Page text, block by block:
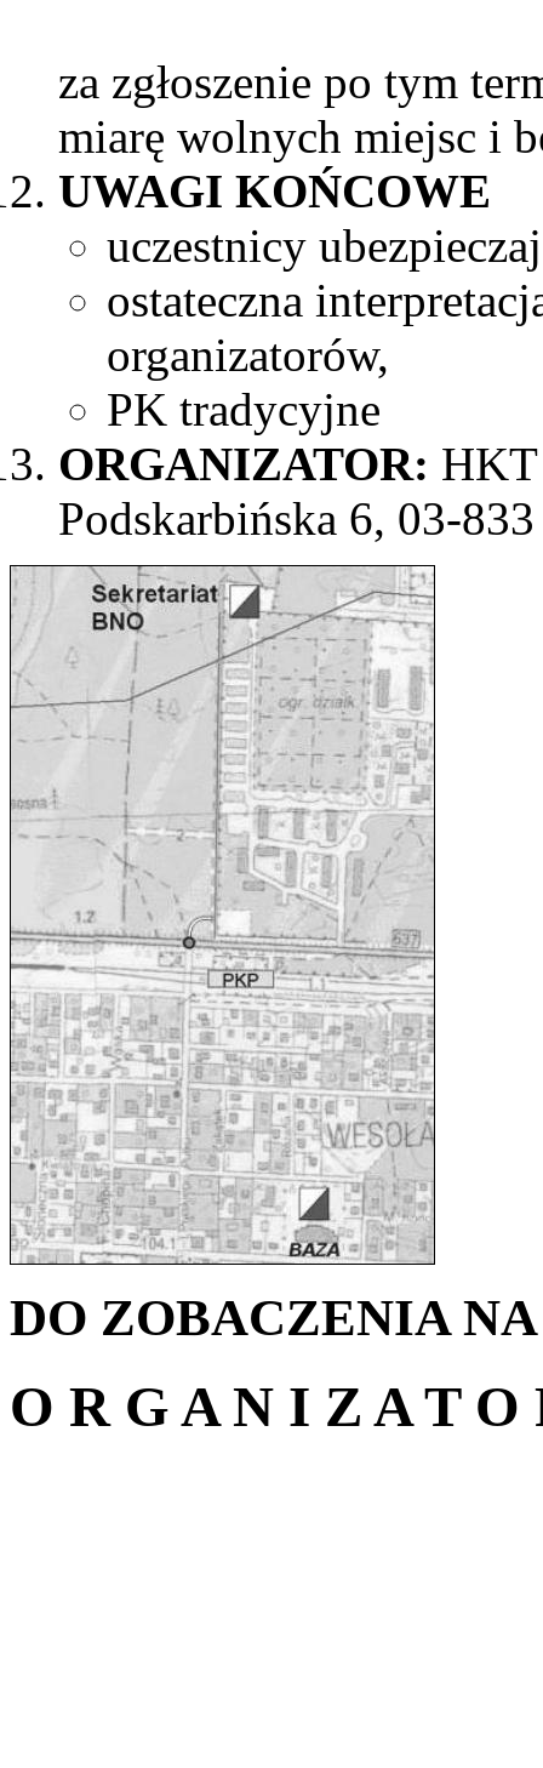
za zgłoszenie po tym
miarę wolnych miejsc i
UWAGI KOŃCOWE
uczestnicy
ostateczna
organizatorów,
PK tradycyjne
ORGANIZATOR:
Podskarbińska 6, 03-833
DO ZOBACZENIA
O R G A N I Z A T O